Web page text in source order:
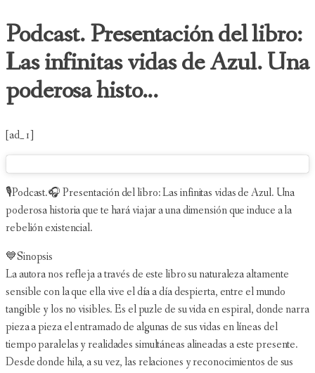
Podcast. Presentación del libro:
Las infinitas vidas de Azul. Una
poderosa histo...
[ad_1]
🎙Podcast.🎧 Presentación del libro: Las infinitas vidas de Azul. Una
poderosa historia que te hará viajar a una dimensión que induce a la
rebelión existencial.
💙Sinopsis
La autora nos refleja a través de este libro su naturaleza altamente
sensible con la que ella vive el día a día despierta, entre el mundo
tangible y los no visibles. Es el puzle de su vida en espiral, donde narra
pieza a pieza el entramado de algunas de sus vidas en líneas del
tiempo paralelas y realidades simultáneas alineadas a este presente.
Desde donde hila, a su vez, las relaciones y reconocimientos de sus